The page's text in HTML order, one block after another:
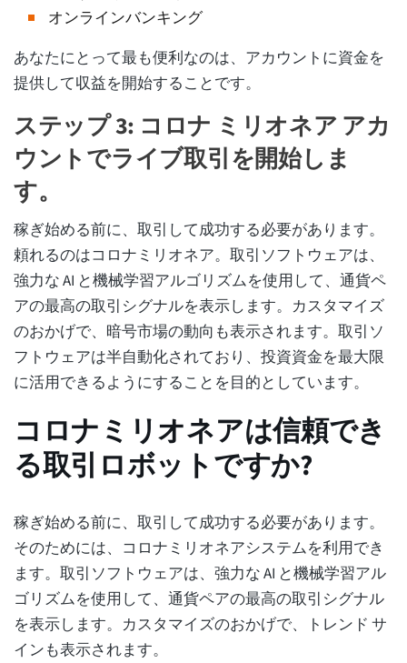
オンラインバンキング
あなたにとって最も便利なのは、アカウントに資金を
提供して収益を開始することです。
ステップ 3: コロナ ミリオネア アカ
ウントでライブ取引を開始しま
す。
稼ぎ始める前に、取引して成功する必要があります。
頼れるのはコロナミリオネア。取引ソフトウェアは、
強力な AI と機械学習アルゴリズムを使用して、通貨ペ
アの最高の取引シグナルを表示します。カスタマイズ
のおかげで、暗号市場の動向も表示されます。取引ソ
フトウェアは半自動化されており、投資資金を最大限
に活用できるようにすることを目的としています。
コロナミリオネアは信頼でき
る取引ロボットですか?
稼ぎ始める前に、取引して成功する必要があります。
そのためには、コロナミリオネアシステムを利用でき
ます。取引ソフトウェアは、強力な AI と機械学習アル
ゴリズムを使用して、通貨ペアの最高の取引シグナル
を表示します。カスタマイズのおかげで、トレンド サ
インも表示されます。